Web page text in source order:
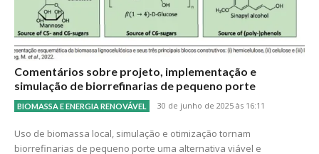
Comentários sobre projeto, implementação e
simulação de biorrefinarias de pequeno porte
BIOMASSA E ENERGIA RENOVÁVEL 30 de junho de 2025 às 16:11
Uso de biomassa local, simulação e otimização tornam
biorrefinarias de pequeno porte uma alternativa viável e